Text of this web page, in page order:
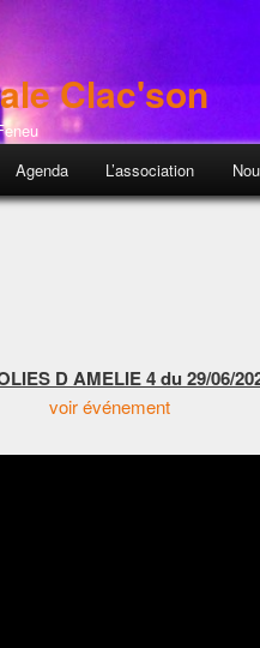
Clac'son
Agenda L’association
D AMELIE 4 du 29/06/
voir événement